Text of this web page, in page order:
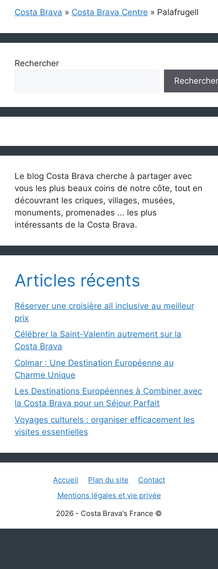
Costa Brava » Costa Brava Centre » Palafrugell
Rechercher
Rechercher
Le blog Costa Brava cherche à partager avec
vous les plus beaux coins de notre côte, tout en
découvrant les criques, villages, musées,
monuments, promenades ... les plus
intéressants de la Costa Brava.
Articles récents
Réserver une croisière all inclusive au meilleur
prix
Célébrer la Saint-Valentin autrement sur la
Costa Brava
Colmar : Une Destination Européenne au
Charme Unique
Les Destinations Européennes à Combiner avec
la Costa Brava pour un Séjour Parfait
Voyages culturels : organiser efficacement les
visites essentielles
Accueil Plan du site
Contact
Mentions légales et vie privée
2026 - Costa Brava's France ©